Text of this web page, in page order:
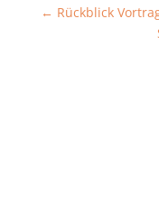
← Rückblick